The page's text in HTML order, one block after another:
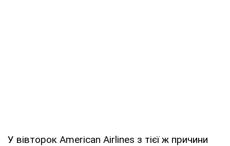
У вівторок American Airlines з тієї ж причини